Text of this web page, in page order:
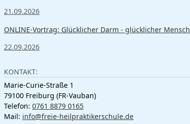
21.09.2026
ONLINE-Vortrag: Glücklicher Darm - glücklicher Mensch
22.09.2026
KONTAKT:
Marie-Curie-Straße 1
79100 Freiburg (FR-Vauban)
Telefon: 0761 8879 0165
Mail: info@freie-heilpraktikerschule.de